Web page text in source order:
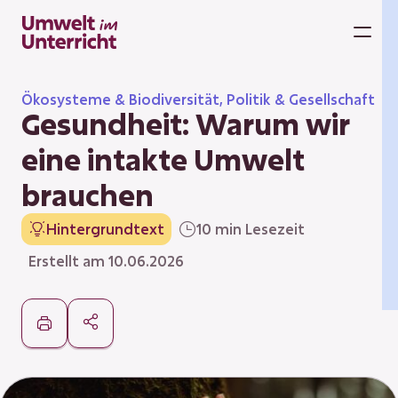
Inhalt
springen
Ökosysteme & Biodiversität, Politik & Gesellschaft
Gesundheit: Warum wir
eine intakte Umwelt
brauchen
Hintergrundtext
10 min Lesezeit
Erstellt am 10.06.2026